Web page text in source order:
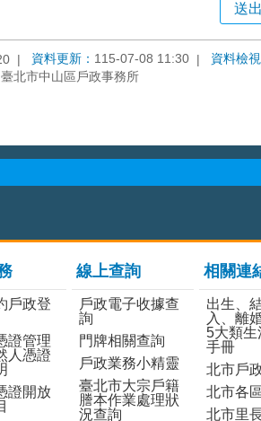
資料更新： 115-07-08 11:30 資料檢視
臺北市中山區戶政事務所
戶政登
證管理
人憑證
證開放
線上查詢
戶政電子收據查
詢
門牌相關查詢
戶政業務小精靈
臺北市大宗戶籍
謄本作業處理狀
況查詢
相關連
出生、
入、離
5大類生
手冊
北市戶
北市各
北市里